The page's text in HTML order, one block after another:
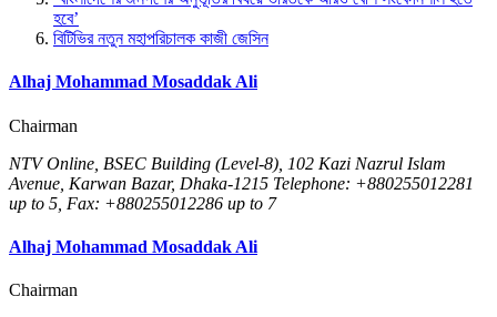
হবে’
বিটিভির নতুন মহাপরিচালক কাজী জেসিন
Alhaj Mohammad Mosaddak Ali
Chairman
NTV Online, BSEC Building (Level-8), 102 Kazi Nazrul Islam
Avenue, Karwan Bazar, Dhaka-1215 Telephone: +880255012281
up to 5, Fax: +880255012286 up to 7
Alhaj Mohammad Mosaddak Ali
Chairman